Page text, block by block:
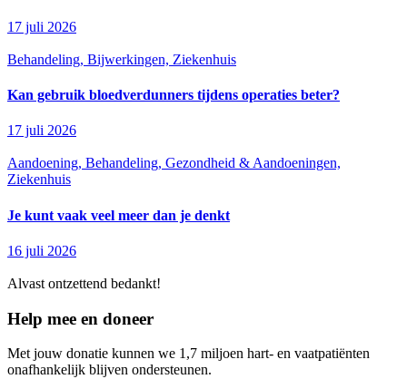
17 juli 2026
Behandeling, Bijwerkingen, Ziekenhuis
Kan gebruik bloedverdunners tijdens operaties beter?
17 juli 2026
Aandoening, Behandeling, Gezondheid & Aandoeningen,
Ziekenhuis
Je kunt vaak veel meer dan je denkt
16 juli 2026
Alvast ontzettend bedankt!
Help mee en doneer
Met jouw donatie kunnen we 1,7 miljoen hart- en vaatpatiënten
onafhankelijk blijven ondersteunen.